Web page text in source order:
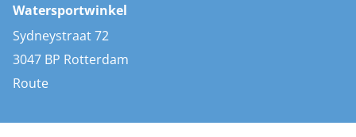
AIS transponders
Stootwillen en fenders
Bootkussens
Zwemtrappen
Watersportwinkel
Sydneystraat 72
3047 BP Rotterdam
Route